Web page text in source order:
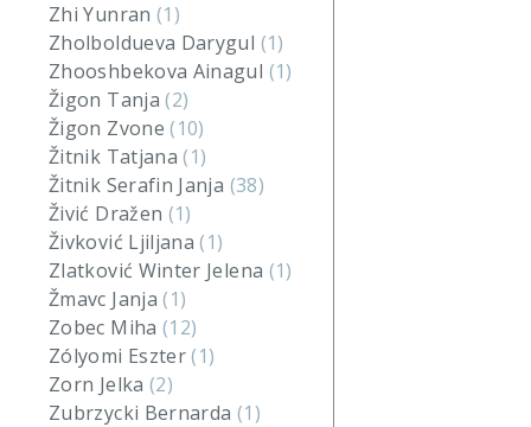
Zhi Yunran (1)
Zholboldueva Darygul (1)
Zhooshbekova Ainagul (1)
Žigon Tanja(2)
Žigon Zvone(10)
Žitnik Tatjana(1)
Žitnik Serafin Janja (38)
Živić Dražen (1)
Živković Ljiljana(1)
Zlatković Winter Jelena (1)
Žmavc Janja(1)
Zobec Miha (12)
Zólyomi Eszter(1)
Zorn Jelka (2)
Zubrzycki Bernarda (1)